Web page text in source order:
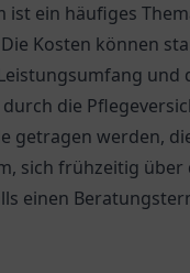
ein häufiges
Kosten können
und
die
getragen werden,
sich frühzeitig über
einen